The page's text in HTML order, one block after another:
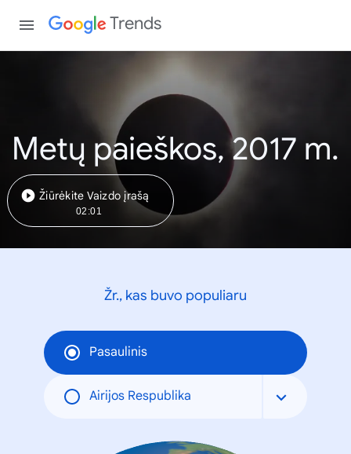
Trends
Metų paieškos, 2017 m.
Žiūrėkite Vaizdo įrašą
02:01
Žr., kas buvo populiaru
Pasaulinis
Airijos Respublika